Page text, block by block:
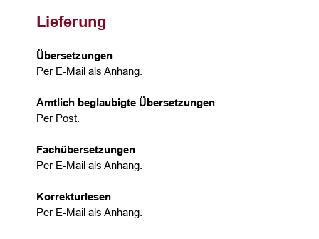
Lieferung
Übersetzungen
Per E-Mail als Anhang.
Amtlich beglaubigte Übersetzungen
Per Post.
Fachübersetzungen
Per E-Mail als Anhang.
Korrekturlesen
Per E-Mail als Anhang.